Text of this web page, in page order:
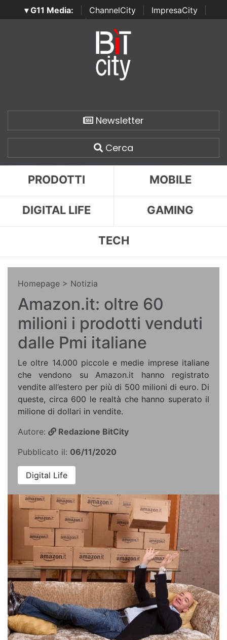
▾ G11 Media: ChannelCity ImpresaCity
SecurityOpenLab | Italian Channel Awards | Italian
Italian Security Awards
Newsletter
Cerca
PRODOTTI MOBILE
DIGITAL LIFE GAMING
TECH
Homepage > Notizia
Amazon.it: oltre 60
milioni i prodotti venduti
dalle Pmi italiane
Le oltre 14.000 piccole e medie imprese italiane
che vendono su Amazon.it hanno registrato
vendite all’estero per più di 500 milioni di euro. Di
queste, circa 600 le realtà che hanno superato il
milione di dollari in vendite.
Autore:
Redazione BitCity
Pubblicato il: 06/11/2020
Digital Life